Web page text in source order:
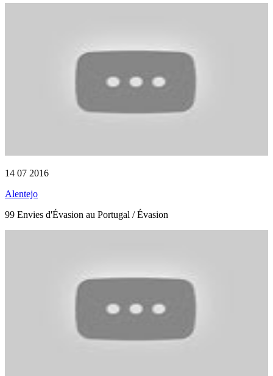
14 07 2016
Alentejo
99 Envies d'Évasion au Portugal / Évasion